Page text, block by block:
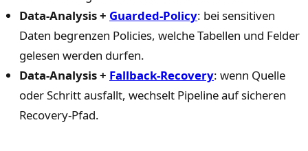
Data-Analysis + Guarded-Policy: bei sensitiven
Daten begrenzen Policies, welche Tabellen und Felder
gelesen werden durfen.
Data-Analysis + Fallback-Recovery: wenn Quelle
oder Schritt ausfallt, wechselt Pipeline auf sicheren
Recovery-Pfad.